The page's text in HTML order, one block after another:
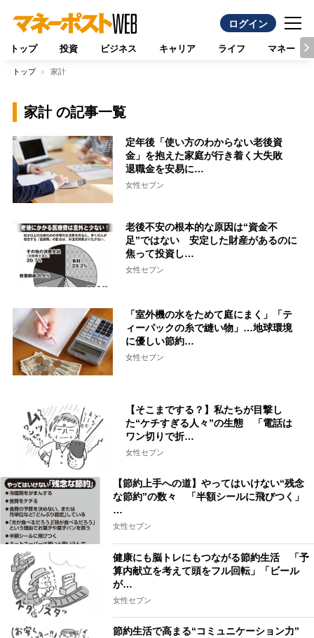
ログイン
トップ 投資 ビジネス キャリア ライフ マネー
トップ 家計
家計 の記事一覧
定年後「使い方のわからない老後資
金」を抱えた家庭が行き着く大失敗
退職金を安易に…
女性セブン
老後不安の根本的な原因は“資金不
足”ではない 安定した財産があるのに
焦って投資し…
女性セブン
「室外機の水をためて庭にまく」「テ
ィーパックの糸で縫い物」…地球環境
に優しい節約…
女性セブン
【そこまでする？】私たちが目撃し
た“ケチすぎる人々”の生態 「電話は
ワン切りで折…
女性セブン
【節約上手への道】やってはいけない“残念
な節約”の数々 「半額シールに飛びつく」
…
女性セブン
健康にも脳トレにもつながる節約生活 「予
算内献立を考えて頭をフル回転」「ビール
が…
女性セブン
節約生活で高まる“コミュニケーション力”